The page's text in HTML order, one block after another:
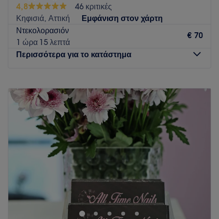
4,8
46 κριτικές
Κηφισιά, Αττική
Εμφάνιση στον χάρτη
Ντεκολορασιόν
1 ώρα 15 λεπτά
€ 70
Περισσότερα για το κατάστημα
Τρίτη
10:00–19:00
Τετάρτη
10:00–18:00
Πέμπτη
10:00–19:00
Παρασκευή
10:00– 19:00
Σάββατο
09:00 –18:00
Κυριακή
Το ΚΟΜΜΩΤΗΡΙΟ CALA THEODHORA είναι ένας χώρος
ομορφιάς που βρίσκεται στη Νέα Ερυθραία. Εξειδικεύεται
στις υπηρεσίες ονυχοπλαστικής, προσφέροντας στους
πελάτες του μια πραγματικά μοναδική εμπειρία.